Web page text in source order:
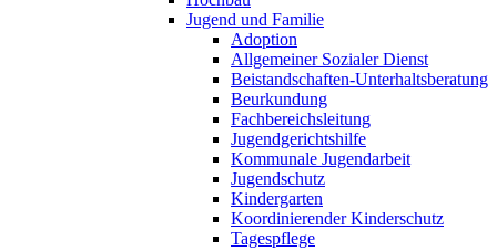
Jugend und Familie
Adoption
Allgemeiner Sozialer Dienst
Beistandschaften-Unterhaltsberatung
Beurkundung
Fachbereichsleitung
Jugendgerichtshilfe
Kommunale Jugendarbeit
Jugendschutz
Kindergarten
Koordinierender Kinderschutz
Tagespflege